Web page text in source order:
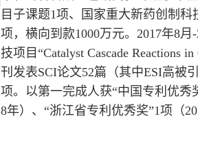
目子课题1项、国家重大新药创制
项，横向到款1000万元。2017年8
技项目“Catalyst Cascade Reactions
刊发表SCI论文52篇（其中ESI高被
项。 以第一完成人获“中国专利优秀
8年）、“浙江省专利优秀奖”1项（